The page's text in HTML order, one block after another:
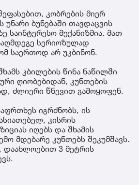
კობრების მიერ
უნარი ბუნებაში თავდაცვის
საინტერესო მექანიზმია. მათ
სერიოზულად
საერთოდ არ უკბინონ.
კბილების წინა ნაწილში
ღიობებიდან, კუნთების
ძლიერი წნევით გამოყოფენ.
იგრძნობს, ის
კისრის
იღებს და შხამის
მდებარე კუნთებს შეკუმშავს.
დაახლოებით 3 მეტრის